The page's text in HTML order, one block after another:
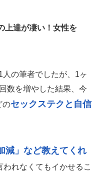
上達が凄い！女性を
の筆者でしたが、1ヶ
数を増やした結果、今
のセックステクと自信
減」など教えてくれ
れなくてもイかせるこ